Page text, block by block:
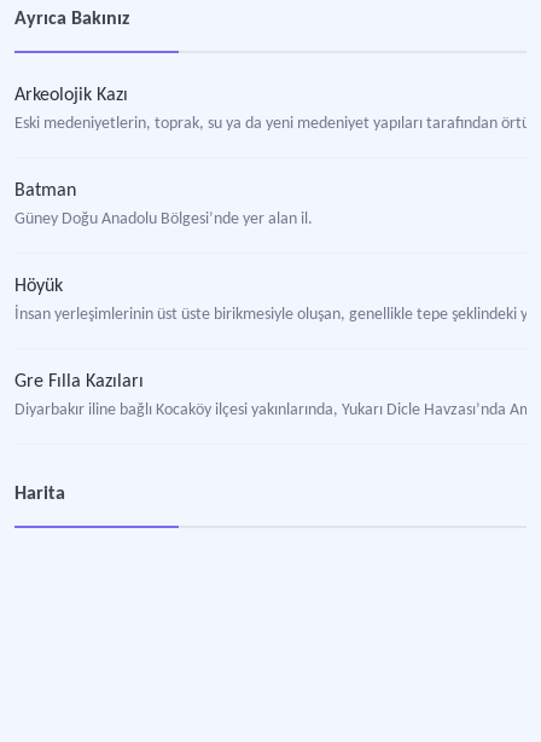
Ayrıca Bakınız
Arkeolojik Kazı
Eski medeniyetlerin, toprak, su ya da yeni medeniyet yapıları tarafından
Batman
Güney Doğu Anadolu Bölgesi’nde yer alan il.
Höyük
İnsan yerleşimlerinin üst üste birikmesiyle oluşan, genellikle tepe şeklindeki
Gre Fılla Kazıları
Diyarbakır iline bağlı Kocaköy ilçesi yakınlarında, Yukarı Dicle Havzası’nda
Harita